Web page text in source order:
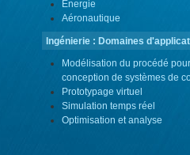
Energie
Aéronautique
Ingénierie : Domaines
Modélisation du procédé
conception de systèmes de
Prototypage virtuel
Simulation temps réel
Optimisation et analyse